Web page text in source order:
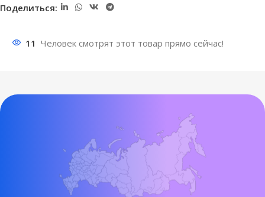
Поделиться:
11 Человек смотрят этот товар прямо сейчас!